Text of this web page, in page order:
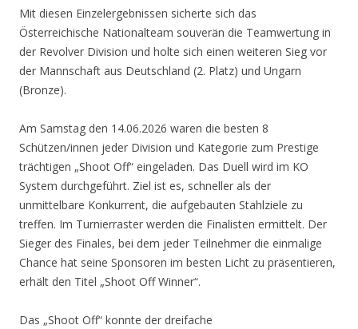
Mit diesen Einzelergebnissen sicherte sich das
Österreichische Nationalteam souverän die Teamwertung in
der Revolver Division und holte sich einen weiteren Sieg vor
der Mannschaft aus Deutschland (2. Platz) und Ungarn
(Bronze).
Am Samstag den 14.06.2026 waren die besten 8
Schützen/innen jeder Division und Kategorie zum Prestige
trächtigen „Shoot Off“ eingeladen. Das Duell wird im KO
System durchgeführt. Ziel ist es, schneller als der
unmittelbare Konkurrent, die aufgebauten Stahlziele zu
treffen. Im Turnierraster werden die Finalisten ermittelt. Der
Sieger des Finales, bei dem jeder Teilnehmer die einmalige
Chance hat seine Sponsoren im besten Licht zu präsentieren,
erhält den Titel „Shoot Off Winner“.
Das „Shoot Off“ konnte der dreifache